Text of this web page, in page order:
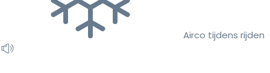
Airco tijdens rijden